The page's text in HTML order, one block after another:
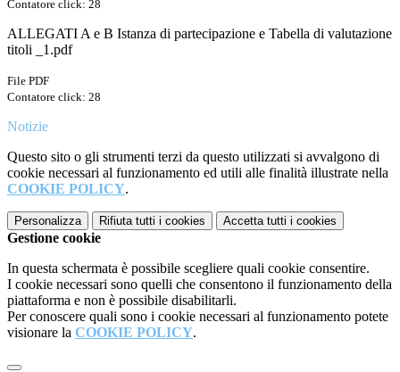
Contatore click: 28
ALLEGATI A e B Istanza di partecipazione e Tabella di valutazione
titoli _1.pdf
File PDF
Contatore click: 28
Notizie
Questo sito o gli strumenti terzi da questo utilizzati si avvalgono di
cookie necessari al funzionamento ed utili alle finalità illustrate nella
COOKIE POLICY.
Personalizza Rifiuta tutti i cookies Accetta tutti i cookies
Gestione cookie
In questa schermata è possibile scegliere quali cookie consentire.
I cookie necessari sono quelli che consentono il funzionamento della
piattaforma e non è possibile disabilitarli.
Per conoscere quali sono i cookie necessari al funzionamento potete
visionare la COOKIE POLICY.